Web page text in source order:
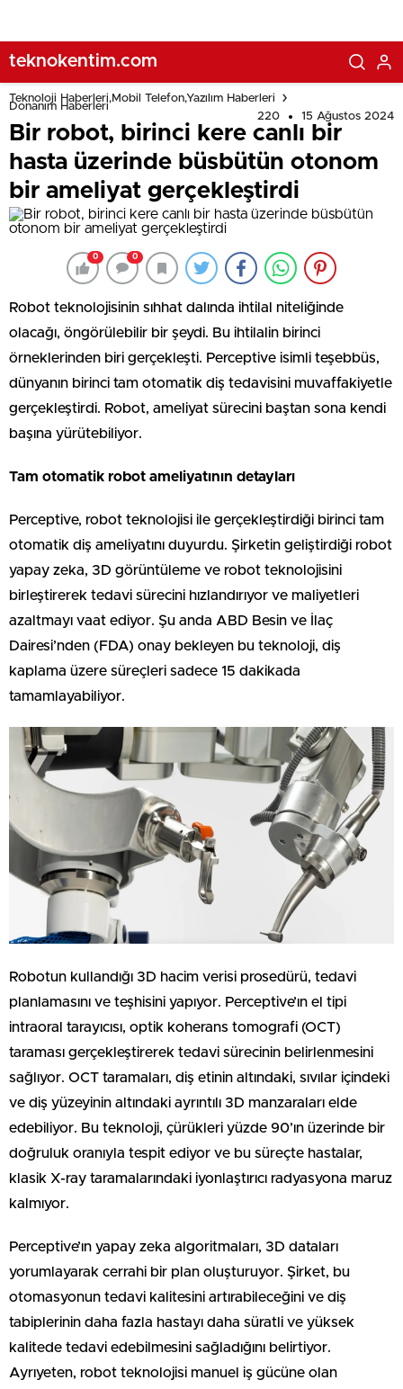
teknokentim.com
Teknoloji Haberleri,Mobil Telefon,Yazılım Haberleri
Donanım Haberleri
220
15 Ağustos 2024
Bir robot, birinci kere canlı bir
hasta üzerinde büsbütün otonom
bir ameliyat gerçekleştirdi
0 0
Robot teknolojisinin sıhhat dalında ihtilal niteliğinde
olacağı, öngörülebilir bir şeydi. Bu ihtilalin birinci
örneklerinden biri gerçekleşti. Perceptive isimli teşebbüs,
dünyanın birinci tam otomatik diş tedavisini muvaffakiyetle
gerçekleştirdi. Robot, ameliyat sürecini baştan sona kendi
başına yürütebiliyor.
Tam otomatik robot ameliyatının detayları
Perceptive, robot teknolojisi ile gerçekleştirdiği birinci tam
otomatik diş ameliyatını duyurdu. Şirketin geliştirdiği robot
yapay zeka, 3D görüntüleme ve robot teknolojisini
birleştirerek tedavi sürecini hızlandırıyor ve maliyetleri
azaltmayı vaat ediyor. Şu anda ABD Besin ve İlaç
Dairesi’nden (FDA) onay bekleyen bu teknoloji, diş
kaplama üzere süreçleri sadece 15 dakikada
tamamlayabiliyor.
Robotun kullandığı 3D hacim verisi prosedürü, tedavi
planlamasını ve teşhisini yapıyor. Perceptive’ın el tipi
intraoral tarayıcısı, optik koherans tomografi (OCT)
taraması gerçekleştirerek tedavi sürecinin belirlenmesini
sağlıyor. OCT taramaları, diş etinin altındaki, sıvılar içindeki
ve diş yüzeyinin altındaki ayrıntılı 3D manzaraları elde
edebiliyor. Bu teknoloji, çürükleri yüzde 90’ın üzerinde bir
doğruluk oranıyla tespit ediyor ve bu süreçte hastalar,
klasik X-ray taramalarındaki iyonlaştırıcı radyasyona maruz
kalmıyor.
Perceptive’ın yapay zeka algoritmaları, 3D dataları
yorumlayarak cerrahi bir plan oluşturuyor. Şirket, bu
otomasyonun tedavi kalitesini artırabileceğini ve diş
tabiplerinin daha fazla hastayı daha süratli ve yüksek
kalitede tedavi edebilmesini sağladığını belirtiyor.
Ayrıyeten, robot teknolojisi manuel iş gücüne olan